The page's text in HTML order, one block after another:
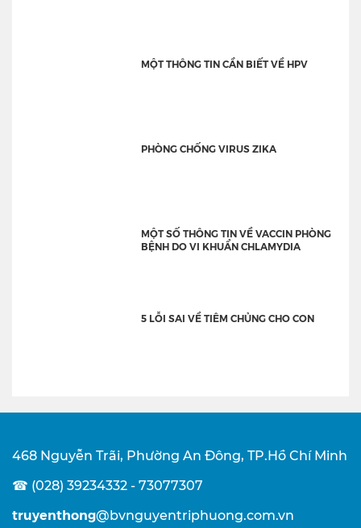
MỘT THÔNG TIN CẦN BIẾT VỀ HPV
PHÒNG CHỐNG VIRUS ZIKA
MỘT SỐ THÔNG TIN VỀ VACCIN PHÒNG
BỆNH DO VI KHUẨN CHLAMYDIA
5 LỖI SAI VỀ TIÊM CHỦNG CHO CON
468 Nguyễn Trãi, Phường An Đông, TP.Hồ Chí Minh
☎ (028) 39234332 - 73077307
truyenthong@bvnguyentriphuong.com.vn